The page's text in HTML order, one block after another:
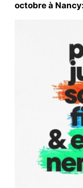
octobre à